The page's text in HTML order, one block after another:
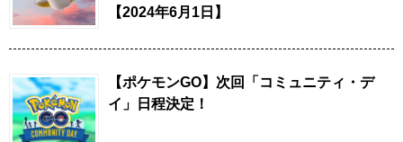
【2024年6月1日】
【ポケモンGO】次回「コミュニティ・デ
イ」日程決定！